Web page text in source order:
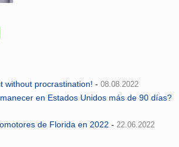
without procrastination! -08.08.2022
en Estados Unidos más de 90 días?
de Florida en 2022 - 22.06.2022